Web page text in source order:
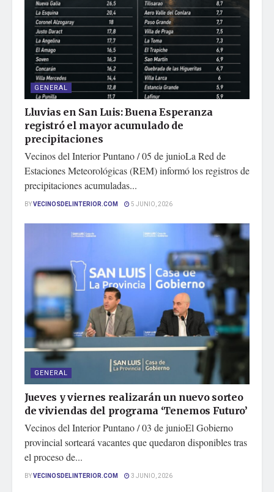
GENERAL
Lluvias en San Luis: Buena Esperanza
registró el mayor acumulado de
precipitaciones
Vecinos del Interior Puntano / 05 de junioLa Red de
Estaciones Meteorológicas (REM) informó los registros de
precipitaciones acumuladas...
BYVECINOSDELINTERIOR.COM 5 JUNIO, 2026
GENERAL
Jueves y viernes realizarán un nuevo sorteo
de viviendas del programa ‘Tenemos Futuro’
Vecinos del Interior Puntano / 03 de junioEl Gobierno
provincial sorteará vacantes que quedaron disponibles tras
el proceso de...
BYVECINOSDELINTERIOR.COM 3 JUNIO, 2026